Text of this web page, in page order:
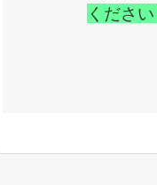
くださ